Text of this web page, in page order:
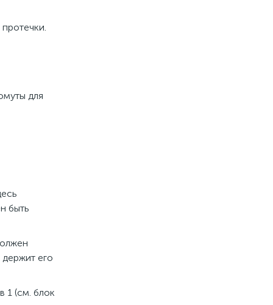
для
быть
его
1 (см. блок